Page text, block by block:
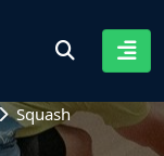
Squash